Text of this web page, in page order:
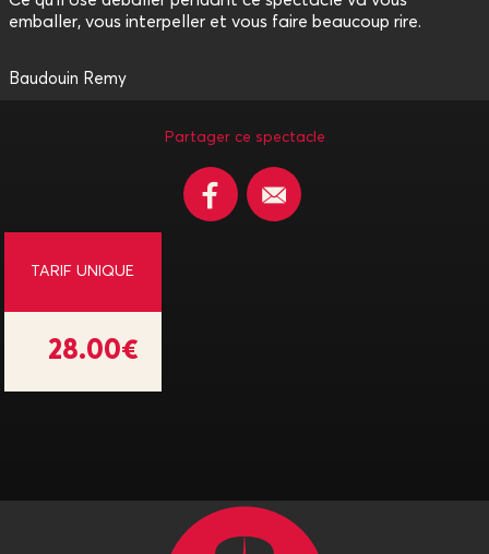
emballer, vous interpeller et vous faire beaucoup rire.
Baudouin Remy
Partager ce spectacle
TARIF UNIQUE
28.00€